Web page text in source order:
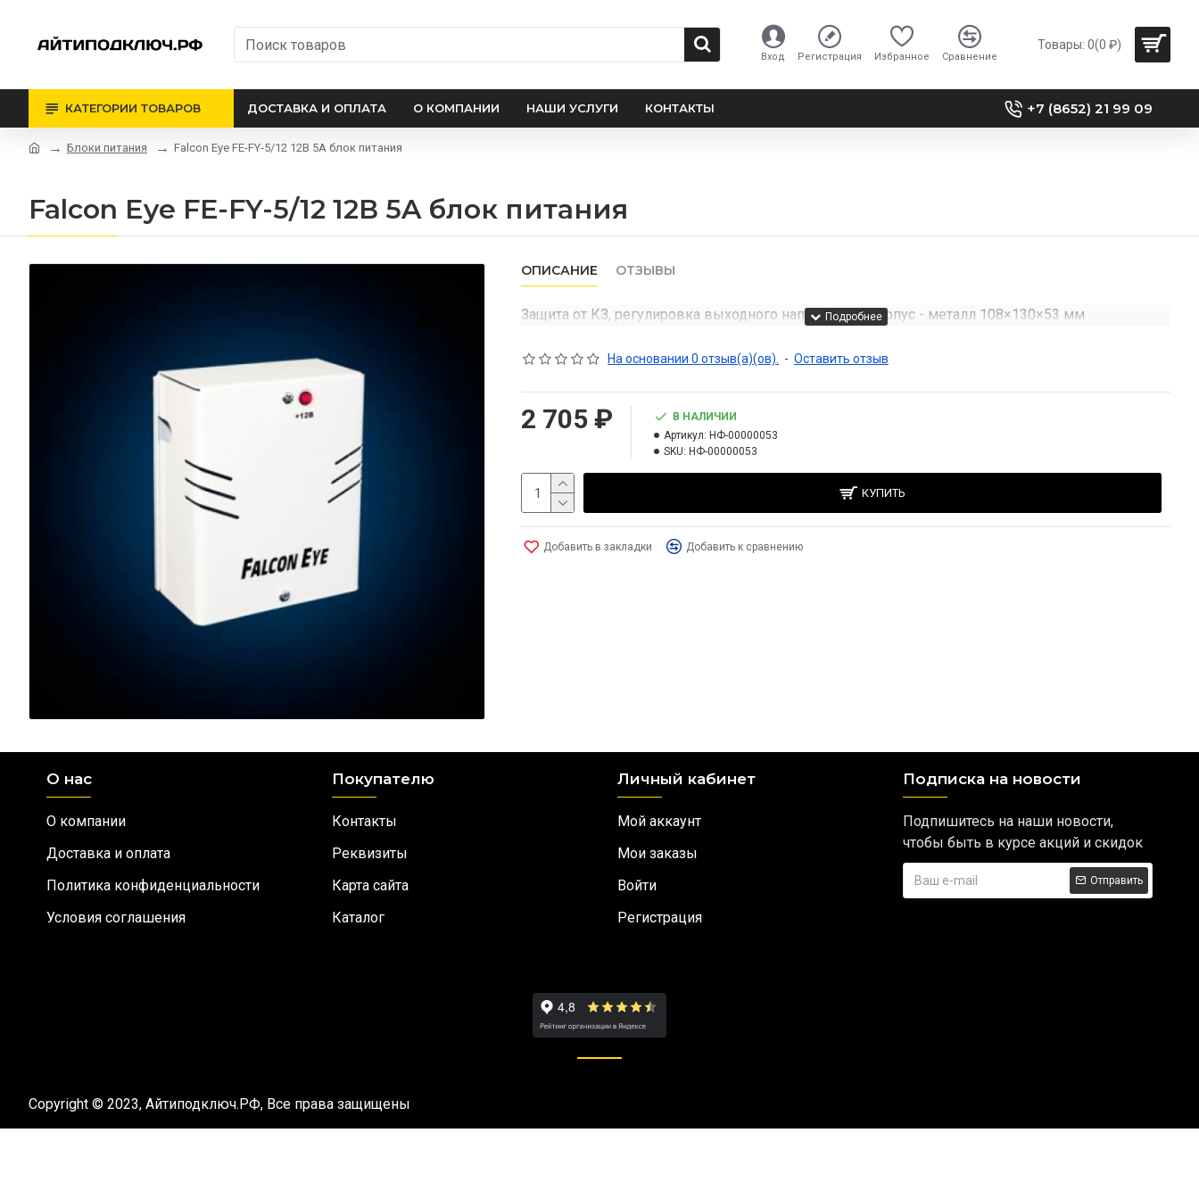
Вход Регистрация Избранное Сравнение
Товары: 0(0 ₽)
КАТЕГОРИИ ТОВАРОВ ДОСТАВКА И ОПЛАТА О КОМПАНИИ НАШИ УСЛУГИ КОНТАКТЫ +7 (8652) 21 99 09
Блоки питания Falcon Eye FE-FY-5/12 12В 5A блок питания
Falcon Eye FE-FY-5/12 12В 5A блок питания
ОПИСАНИЕ ОТЗЫВЫ
Защита от КЗ, регулировка выходного напряжения, корпус - металл 108×130×53 мм
На основании 0 отзыв(а)(ов). - Оставить отзыв
2 705 ₽
В НАЛИЧИИ
Артикул: НФ-00000053
SKU: НФ-00000053
КУПИТЬ
Добавить в закладки Добавить к сравнению
О нас
О компании
Доставка и оплата
Политика конфиденциальности
Условия соглашения
Покупателю
Контакты
Реквизиты
Карта сайта
Каталог
Личный кабинет
Мой аккаунт
Мои заказы
Войти
Регистрация
Подписка на новости
Подпишитесь на наши новости,
чтобы быть в курсе акций и скидок
Отправить
Copyright © 2023, Айтиподключ.РФ, Все права защищены